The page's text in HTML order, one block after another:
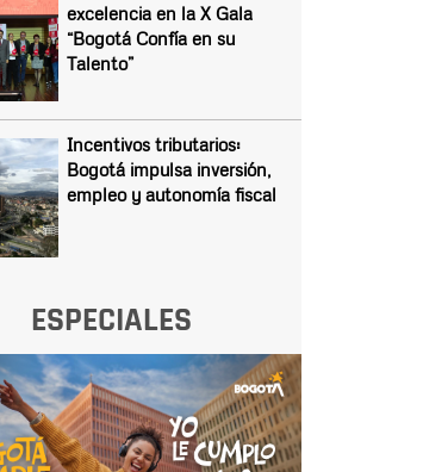
excelencia en la X Gala
“Bogotá Confía en su
Talento”
Incentivos tributarios:
Bogotá impulsa inversión,
empleo y autonomía fiscal
ESPECIALES